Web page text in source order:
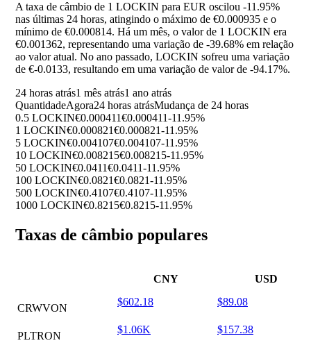
A taxa de câmbio de 1 LOCKIN para EUR oscilou -11.95%
nas últimas 24 horas, atingindo o máximo de €0.000935 e o
mínimo de €0.000814. Há um mês, o valor de 1 LOCKIN era
€0.001362, representando uma variação de -39.68% em relação
ao valor atual. No ano passado, LOCKIN sofreu uma variação
de €-0.0133, resultando em uma variação de valor de -94.17%.
24 horas atrás1 mês atrás1 ano atrás
QuantidadeAgora24 horas atrásMudança de 24 horas
0.5 LOCKIN€0.000411€0.000411-11.95%
1 LOCKIN€0.000821€0.000821-11.95%
5 LOCKIN€0.004107€0.004107-11.95%
10 LOCKIN€0.008215€0.008215-11.95%
50 LOCKIN€0.0411€0.0411-11.95%
100 LOCKIN€0.0821€0.0821-11.95%
500 LOCKIN€0.4107€0.4107-11.95%
1000 LOCKIN€0.8215€0.8215-11.95%
Taxas de câmbio populares
CNY USD
CRWVON
$602.18 $89.08
PLTRON
$1.06K $157.38